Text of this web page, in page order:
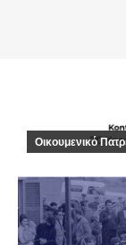
Οικουμενικό